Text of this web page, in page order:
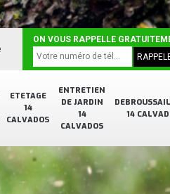
ETETAGE
14
CALVADOS
ENTRETIEN
DE JARDIN
14
CALVADOS
14
ON VOUS RAPPELLE